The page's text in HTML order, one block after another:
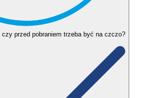
czy przed pobraniem trzeba być na czczo?